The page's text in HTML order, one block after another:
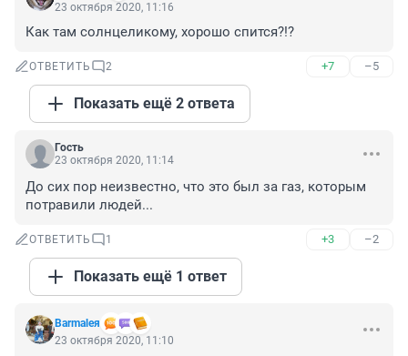
23 октября 2020, 11:16
Как там солнцеликому, хорошо спится?!?
ОТВЕТИТЬ 2 +7 –5
Показать ещё 2 ответа
Гость
23 октября 2020, 11:14
До сих пор неизвестно, что это был за газ, которым
потравили людей...
ОТВЕТИТЬ 1 +3 –2
Показать ещё 1 ответ
Barmaleя
23 октября 2020, 11:10